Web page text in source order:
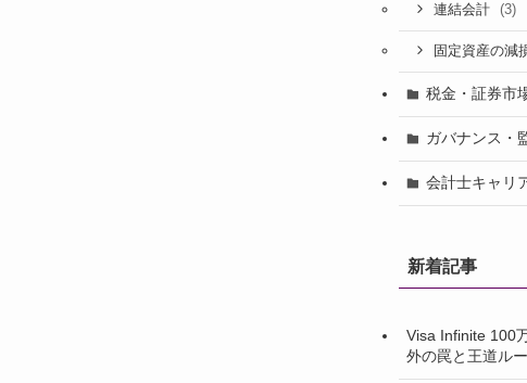
連結会計 (3)
固定資産の減
税金・証券市
ガバナンス・
会計士キャリ
新着記事
Visa Infinite 100
外の罠と王道ル